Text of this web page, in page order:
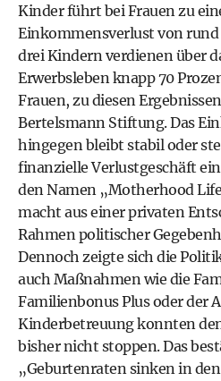
Kinder führt bei Frauen zu
Einkommensverlust von
drei Kindern verdienen über
Erwerbsleben knapp 70
Frauen, zu diesen
Bertelsmann Stiftung. Das
hingegen bleibt stabil oder
finanzielle Verlustgeschäft
den Namen „Motherhood
macht aus einer privaten
Rahmen politischer
Dennoch zeigte sich die
auch Maßnahmen wie die
Familienbonus Plus oder der
Kinderbetreuung konnten
bisher nicht stoppen. Das
„Geburtenraten sinken in